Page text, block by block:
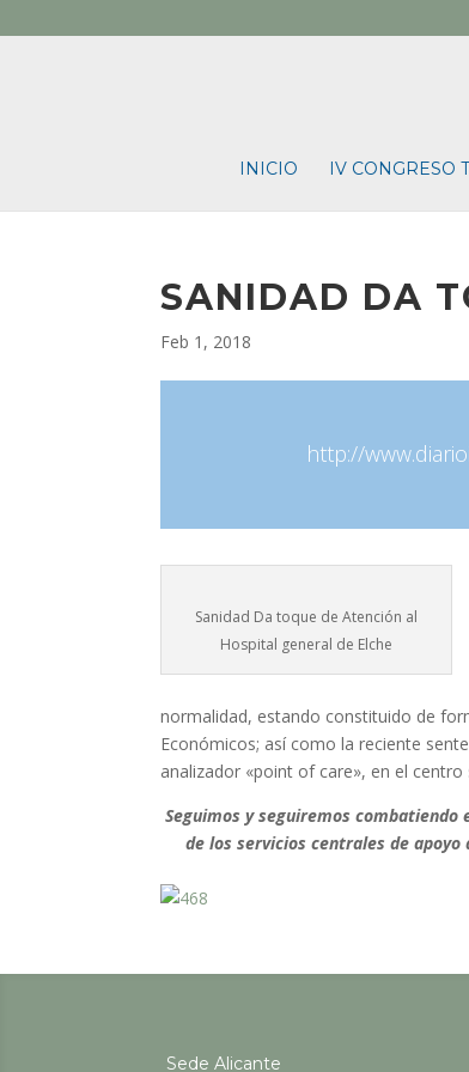
INICIO IV CONGRESO
SANIDAD DA
Feb 1, 2018
http://
Sanidad Da toque de Atención al
Hospital general de Elche
normalidad, estando constituido de
Económicos; así como la reciente
analizador «point of care», en el
Seguimos y seguiremos
de los servicios centrales de
Sede Alicante